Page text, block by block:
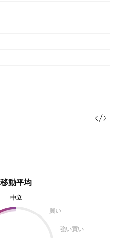
移動平均
中立
買い
強い買い